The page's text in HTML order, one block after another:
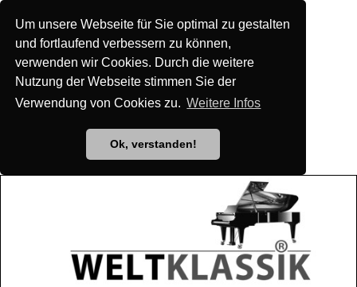
Um unsere Webseite für Sie optimal zu gestalten
und fortlaufend verbessern zu können,
verwenden wir Cookies. Durch die weitere
Nutzung der Webseite stimmen Sie der
Verwendung von Cookies zu. Weitere Infos
Ok, verstanden!